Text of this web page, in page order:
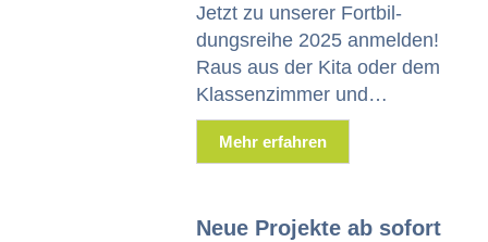
Jet­zt zu unser­er Fort­bil­
dungsrei­he 2025 anmelden!
Raus aus der Kita oder dem
Klassen­z­im­mer und…
Mehr erfahren
Neue Projekte ab sofort